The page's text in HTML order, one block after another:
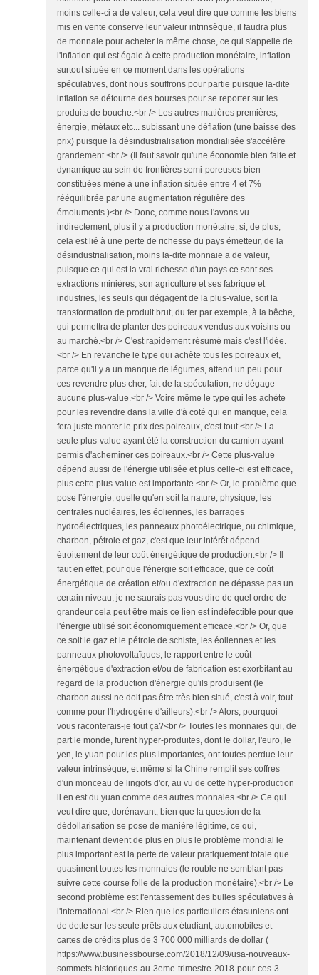
moins celle-ci a de valeur, cela veut dire que comme les biens
mis en vente conserve leur valeur intrinsèque, il faudra plus
de monnaie pour acheter la même chose, ce qui s'appelle de
l'inflation qui est égale à cette production monétaire, inflation
surtout située en ce moment dans les opérations
spéculatives, dont nous souffrons pour partie puisque la-dite
inflation se détourne des bourses pour se reporter sur les
produits de bouche.<br /> Les autres matières premières,
énergie, métaux etc... subissant une déflation (une baisse des
prix) puisque la désindustrialisation mondialisée s'accélère
grandement.<br /> (Il faut savoir qu'une économie bien faite et
dynamique au sein de frontières semi-poreuses bien
constituées mène à une inflation située entre 4 et 7%
rééquilibrée par une augmentation régulière des
émoluments.)<br /> Donc, comme nous l'avons vu
indirectement, plus il y a production monétaire, si, de plus,
cela est lié à une perte de richesse du pays émetteur, de la
désindustrialisation, moins la-dite monnaie a de valeur,
puisque ce qui est la vrai richesse d'un pays ce sont ses
extractions minières, son agriculture et ses fabrique et
industries, les seuls qui dégagent de la plus-value, soit la
transformation de produit brut, du fer par exemple, à la bêche,
qui permettra de planter des poireaux vendus aux voisins ou
au marché.<br /> C'est rapidement résumé mais c'est l'idée.
<br /> En revanche le type qui achète tous les poireaux et,
parce qu'il y a un manque de légumes, attend un peu pour
ces revendre plus cher, fait de la spéculation, ne dégage
aucune plus-value.<br /> Voire même le type qui les achète
pour les revendre dans la ville d'à coté qui en manque, cela
fera juste monter le prix des poireaux, c'est tout.<br /> La
seule plus-value ayant été la construction du camion ayant
permis d'acheminer ces poireaux.<br /> Cette plus-value
dépend aussi de l'énergie utilisée et plus celle-ci est efficace,
plus cette plus-value est importante.<br /> Or, le problème que
pose l'énergie, quelle qu'en soit la nature, physique, les
centrales nucléaires, les éoliennes, les barrages
hydroélectriques, les panneaux photoélectrique, ou chimique,
charbon, pétrole et gaz, c'est que leur intérêt dépend
étroitement de leur coût énergétique de production.<br /> Il
faut en effet, pour que l'énergie soit efficace, que ce coût
énergétique de création et/ou d'extraction ne dépasse pas un
certain niveau, je ne saurais pas vous dire de quel ordre de
grandeur cela peut être mais ce lien est indéfectible pour que
l'énergie utilisé soit économiquement efficace.<br /> Or, que
ce soit le gaz et le pétrole de schiste, les éoliennes et les
panneaux photovoltaïques, le rapport entre le coût
énergétique d'extraction et/ou de fabrication est exorbitant au
regard de la production d'énergie qu'ils produisent (le
charbon aussi ne doit pas être très bien situé, c'est à voir, tout
comme pour l'hydrogène d'ailleurs).<br /> Alors, pourquoi
vous raconterais-je tout ça?<br /> Toutes les monnaies qui, de
part le monde, furent hyper-produites, dont le dollar, l'euro, le
yen, le yuan pour les plus importantes, ont toutes perdue leur
valeur intrinsèque, et même si la Chine remplit ses coffres
d'un monceau de lingots d'or, au vu de cette hyper-production
il en est du yuan comme des autres monnaies.<br /> Ce qui
veut dire que, dorénavant, bien que la question de la
dédollarisation se pose de manière légitime, ce qui,
maintenant devient de plus en plus le problème mondial le
plus important est la perte de valeur pratiquement totale que
quasiment toutes les monnaies (le rouble ne semblant pas
suivre cette course folle de la production monétaire).<br /> Le
second problème est l'entassement des bulles spéculatives à
l'international.<br /> Rien que les particuliers étasuniens ont
de dette sur les seule prêts aux étudiant, automobiles et
cartes de crédits plus de 3 700 000 milliards de dollar (
https://www.businessbourse.com/2018/12/09/usa-nouveaux-
sommets-historiques-au-3eme-trimestre-2018-pour-ces-3-